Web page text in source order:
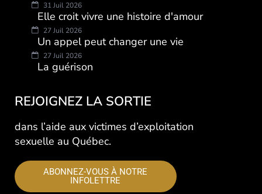
31 Juil 2026
Elle croit vivre une histoire d'amour
27 Juil 2026
Un appel peut changer une vie
27 Juil 2026
La guérison
REJOIGNEZ LA SORTIE
dans l’aide aux victimes d’exploitation
sexuelle au Québec.
ABONNEZ-VOUS À NOTRE
INFOLETTRE